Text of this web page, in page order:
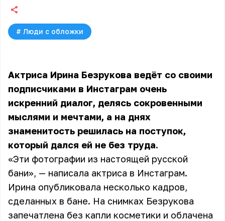
# Люди с обложки
Актриса Ирина Безрукова ведёт со своими
подписчиками в Инстаграм очень
искренний диалог, делясь сокровенными
мыслями и мечтами, а на днях
знаменитость решилась на поступок,
который дался ей не без труда.
«Эти фотографии из настоящей русской
бани», — написала актриса в Инстаграм.
Ирина опубликовала несколько кадров,
сделанных в бане. На снимках Безрукова
запечатлена без капли косметики и облачена